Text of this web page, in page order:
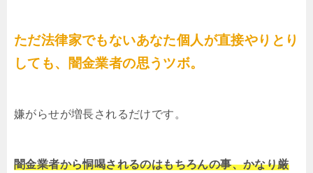
ただ法律家でもないあなた個人が直接やりとり
しても、闇金業者の思うツボ。
嫌がらせが増長されるだけです。
闇金業者から恫喝されるのはもちろんの事、かなり厳